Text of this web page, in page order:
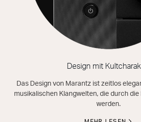
Design mit
Das Design von Marantz ist zeitlos
musikalischen Klangwelten, die durch
werden.